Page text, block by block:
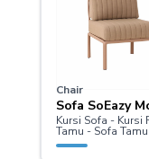
Chair
Sofa SoEazy
Kursi Sofa - Kursi
Tamu - Sofa Tamu